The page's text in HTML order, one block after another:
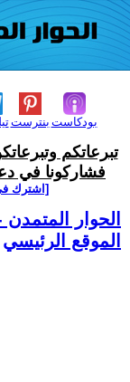
بنترست بودكاست
تبرعاتكم
فشاركونا في
[اشترك
الحوار المتمدن
الموقع الرئيسي